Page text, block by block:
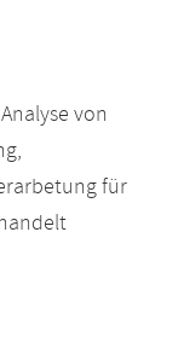
von
für